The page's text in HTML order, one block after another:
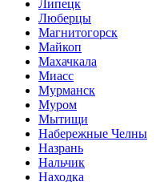
Липецк
Люберцы
Магнитогорск
Майкоп
Махачкала
Миасс
Мурманск
Муром
Мытищи
Набережные Челны
Назрань
Нальчик
Находка